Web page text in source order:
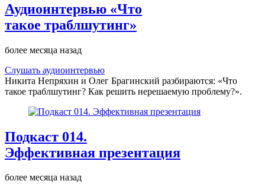
Аудиоинтервью «Что
такое траблшутинг»
более месяца назад
Слушать аудиоинтервью
Никита Непряхин и Олег Брагинский разбираются: «Что
такое траблшутинг? Как решить нерешаемую проблему?».
Подкаст 014.
Эффективная презентация
более месяца назад